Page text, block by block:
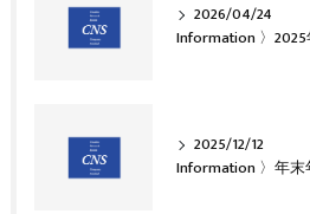
2026/04/24
2025/12/12
Information 〉年